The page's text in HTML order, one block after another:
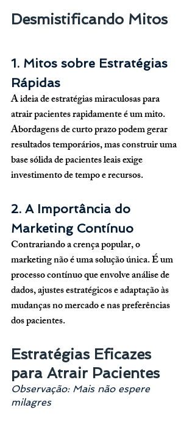
Desmistificando Mitos
1. Mitos sobre Estratégias
Rápidas
A ideia de estratégias miraculosas para
atrair pacientes rapidamente é um mito.
Abordagens de curto prazo podem gerar
resultados temporários, mas construir uma
base sólida de pacientes leais exige
investimento de tempo e recursos.
2. A Importância do
Marketing Contínuo
Contrariando a crença popular, o
marketing não é uma solução única. É um
processo contínuo que envolve análise de
dados, ajustes estratégicos e adaptação às
mudanças no mercado e nas preferências
dos pacientes.
Estratégias Eficazes
para Atrair Pacientes
Observação: Mais não espere
milagres